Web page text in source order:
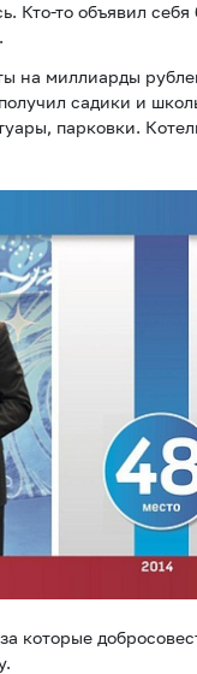
Кто-то объявил себя
на миллиарды
садики и
парковки.
которые